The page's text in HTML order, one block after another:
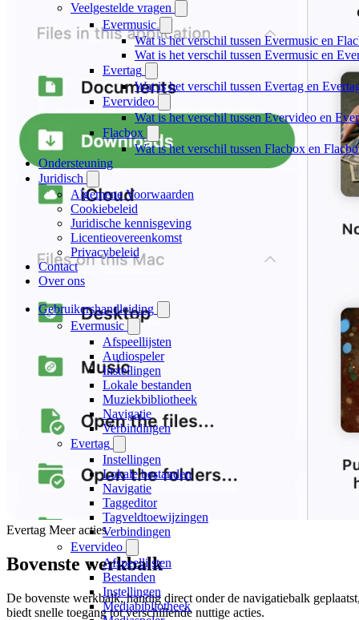
Veelgestelde vragen
Evermusic
Wat is het verschil tussen Evermusic en
Wat is het verschil tussen Evermusic en
Evertag
Wat is het verschil tussen Evertag en
Evervideo
Wat is het verschil tussen Evervideo en
Flacbox
Wat is het verschil tussen Flacbox en
Ondersteuning
Juridisch
Algemene Voorwaarden
Cookiebeleid
Juridische kennisgeving
Licentieovereenkomst
Privacybeleid
Contact
Over ons
Gebruikershandleiding
Evermusic
Afspeellijsten
Audiospeler
Instellingen
Lokale bestanden
Muziekbibliotheek
Navigatie
Verbindingen
Evertag
Instellingen
Lokale bestanden
Navigatie
Taggeditor
Tagveldtoewijzingen
Verbindingen
Evervideo
Afspeellijsten
Bestanden
Instellingen
Mediabibliotheek
Evertag Meer acties
Bovenste werkbalk
De bovenste werkbalk, handig direct onder de navigatiebalk
biedt snelle toegang tot verschillende nuttige acties.